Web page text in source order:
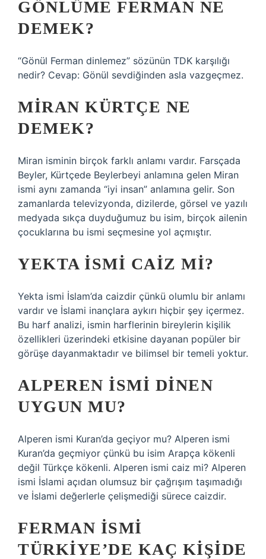
GÖNLÜME FERMAN NE
DEMEK?
“Gönül Ferman dinlemez” sözünün TDK karşılığı
nedir? Cevap: Gönül sevdiğinden asla vazgeçmez.
MIRAN KÜRTÇE NE
DEMEK?
Miran isminin birçok farklı anlamı vardır. Farsçada
Beyler, Kürtçede Beylerbeyi anlamına gelen Miran
ismi aynı zamanda “iyi insan” anlamına gelir. Son
zamanlarda televizyonda, dizilerde, görsel ve yazılı
medyada sıkça duyduğumuz bu isim, birçok ailenin
çocuklarına bu ismi seçmesine yol açmıştır.
YEKTA ISMI CAIZ MI?
Yekta ismi İslam’da caizdir çünkü olumlu bir anlamı
vardır ve İslami inançlara aykırı hiçbir şey içermez.
Bu harf analizi, ismin harflerinin bireylerin kişilik
özellikleri üzerindeki etkisine dayanan popüler bir
görüşe dayanmaktadır ve bilimsel bir temeli yoktur.
ALPEREN ISMI DINEN
UYGUN MU?
Alperen ismi Kuran’da geçiyor mu? Alperen ismi
Kuran’da geçmiyor çünkü bu isim Arapça kökenli
değil Türkçe kökenli. Alperen ismi caiz mi? Alperen
ismi İslami açıdan olumsuz bir çağrışım taşımadığı
ve İslami değerlerle çelişmediği sürece caizdir.
FERMAN ISMI
TÜRKIYE’DE KAÇ KIŞIDE